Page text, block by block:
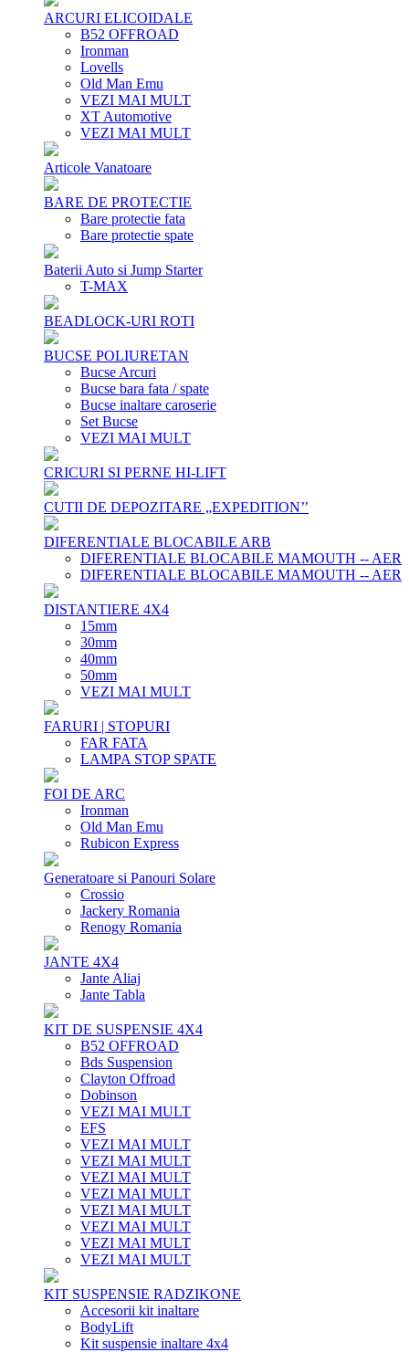
ARCURI ELICOIDALE
B52 OFFROAD
Ironman
Lovells
Old Man Emu
VEZI MAI MULT
XT Automotive
VEZI MAI MULT
Articole Vanatoare
BARE DE PROTECTIE
Bare protectie fata
Bare protectie spate
Baterii Auto si Jump Starter
T-MAX
BEADLOCK-URI ROTI
BUCSE POLIURETAN
Bucse Arcuri
Bucse bara fata / spate
Bucse inaltare caroserie
Set Bucse
VEZI MAI MULT
CRICURI SI PERNE HI-LIFT
CUTII DE DEPOZITARE „EXPEDITION’’
DIFERENTIALE BLOCABILE ARB
DIFERENTIALE BLOCABILE MAMOUTH -- AER
DIFERENTIALE BLOCABILE MAMOUTH -- AER
DISTANTIERE 4X4
15mm
30mm
40mm
50mm
VEZI MAI MULT
FARURI | STOPURI
FAR FATA
LAMPA STOP SPATE
FOI DE ARC
Ironman
Old Man Emu
Rubicon Express
Generatoare si Panouri Solare
Crossio
Jackery Romania
Renogy Romania
JANTE 4X4
Jante Aliaj
Jante Tabla
KIT DE SUSPENSIE 4X4
B52 OFFROAD
Bds Suspension
Clayton Offroad
Dobinson
VEZI MAI MULT
EFS
VEZI MAI MULT
VEZI MAI MULT
VEZI MAI MULT
VEZI MAI MULT
VEZI MAI MULT
VEZI MAI MULT
VEZI MAI MULT
VEZI MAI MULT
KIT SUSPENSIE RADZIKONE
Accesorii kit inaltare
BodyLift
Kit suspensie inaltare 4x4